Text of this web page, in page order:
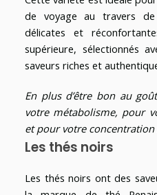
de voyage au travers
délicates et
supérieure, sélectionnés
saveurs riches et
En plus d’être bon au
votre métabolisme, pour
et pour votre concentration
Les thés noirs
Les thés noirs ont des